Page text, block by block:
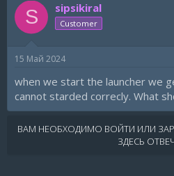
S sipsikiral
Customer
15 Май 2024
when we start the launcher we
cannot starded correcly. What
ВАМ НЕОБХОДИМО ВОЙТИ ИЛИ
ЗДЕСЬ